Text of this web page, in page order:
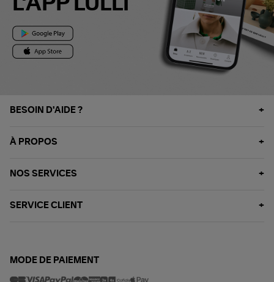
L'APP LULLI
BESOIN D'AIDE ?
À PROPOS
NOS SERVICES
SERVICE CLIENT
MODE DE PAIEMENT